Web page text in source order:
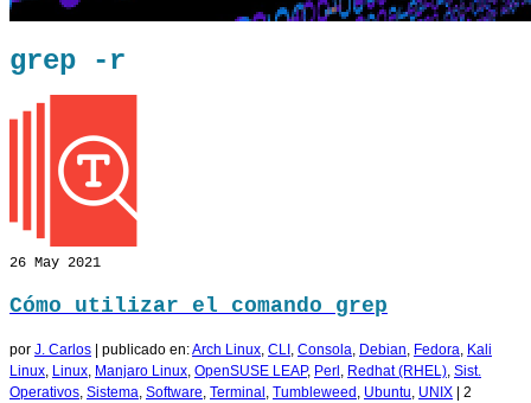
grep -r
26 May 2021
Cómo utilizar el comando grep
por J. Carlos publicado en:Arch Linux, CLI , Consola, Debian, Fedora, Kali
Linux, Linux, Manjaro Linux, OpenSUSE LEAP, Perl , Redhat (RHEL), Sist.
Operativos, Sistema, Software, Terminal , Tumbleweed , Ubuntu, UNIX 2